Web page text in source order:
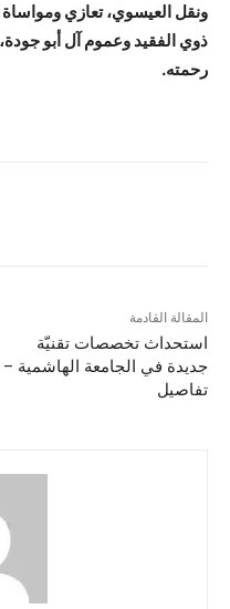
ونقل العيسوي، تعازي
ذوي الفقيد وعموم آل أبو
رحمته.
المقالة القادمة
استحداث تخصصات تقنيّة
جديدة في الجامعة الهاشمية –
تفاصيل